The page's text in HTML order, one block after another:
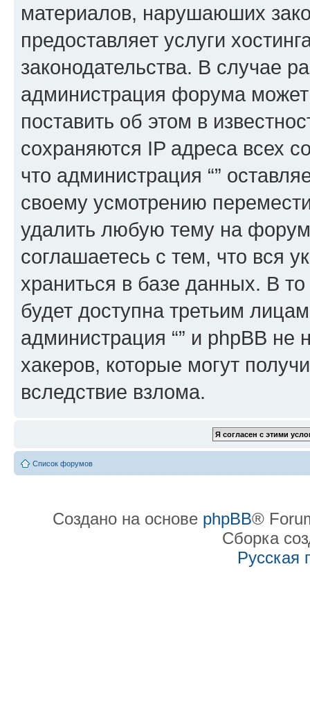
материалов, нарушаюших
предоставляет услуги
законодательства. В случае
администрация форума
поставить об этом в
сохраняются IP адреса всех
что администрация “”
своему усмотрению
удалить любую тему на
соглашаетесь с тем, что вся
храниться в базе данных. В
будет доступна третьим
администрация “” и phpBB не
хакеров, которые могут
вследствие взлома.
Список форумов
Создано на основе phpBB®
Сборка
Русская